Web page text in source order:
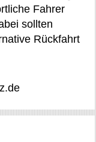
Fahrer
sollten
Rückfahrt